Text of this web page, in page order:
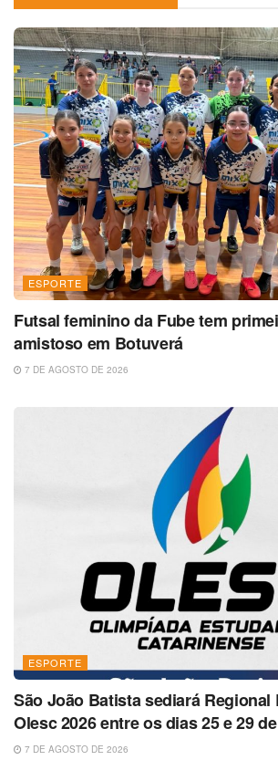
ESPORTE
Futsal feminino da Fube tem
amistoso em Botuverá
7 DE AGOSTO DE 2026
ESPORTE
São João Batista sediará Regional
Olesc 2026 entre os dias 25 e 29
7 DE AGOSTO DE 2026